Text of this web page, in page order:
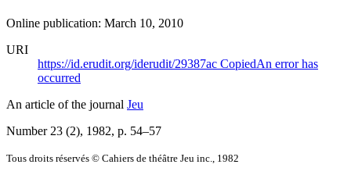
Online publication: March 10, 2010
URI
https://id.erudit.org/iderudit/29387ac CopiedAn error has
occurred
An article of the journal Jeu
Number 23 (2), 1982, p. 54–57
Tous droits réservés © Cahiers de théâtre Jeu inc., 1982